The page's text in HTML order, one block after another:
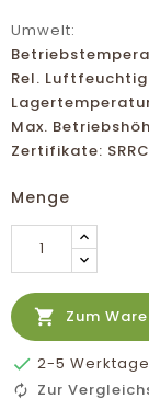
Umwelt:
Rel.
Max.
Zertifikate:
Menge
 Zum
 2-5
Zur